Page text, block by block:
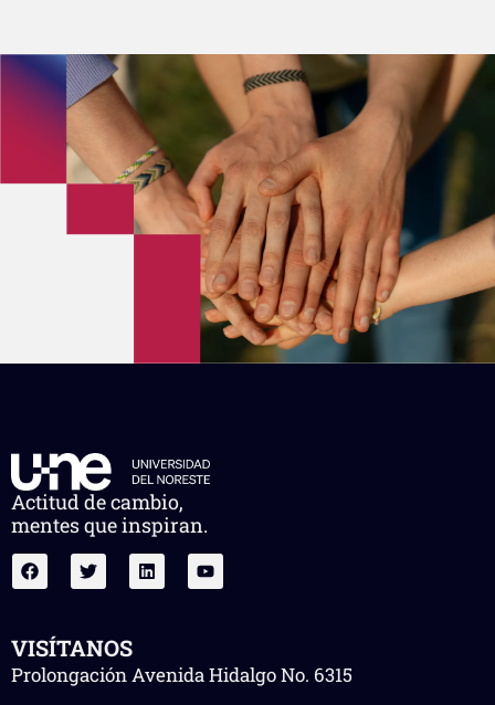
Actitud de cambio,
mentes que inspiran.
VISÍTANOS
Prolongación Avenida Hidalgo No. 6315